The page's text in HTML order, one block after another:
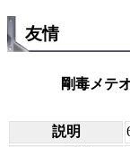
友情
剛毒メテ
説明